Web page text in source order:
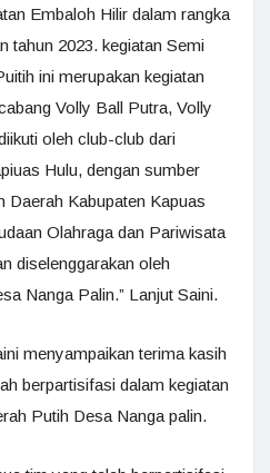
Embaloh Hilir dalam rangka
tahun 2023. kegiatan Semi
ini merupakan kegiatan
Volly Ball Putra, Volly
oleh club-club dari
Hulu, dengan sumber
Daerah Kabupaten Kapuas
Olahraga dan Pariwisata
diselenggarakan oleh
Nanga Palin.” Lanjut Saini.
menyampaikan terima kasih
berpartisifasi dalam kegiatan
Putih Desa Nanga palin.